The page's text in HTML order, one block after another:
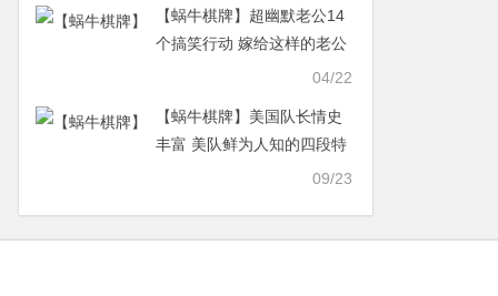
【蜗牛棋牌】超幽默老公14
个搞笑行动 嫁给这样的老公
04/22
【蜗牛棋牌】美国队长情史
丰富 美队鲜为人知的四段特
09/23